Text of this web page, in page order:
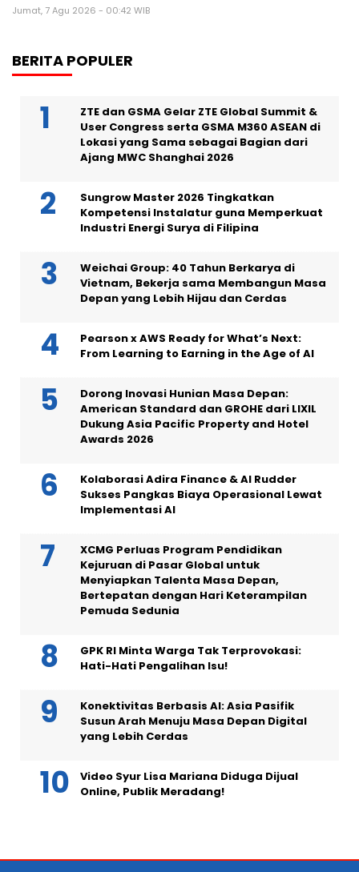
Jumat, 7 Agu 2026 - 00:42 WIB
BERITA POPULER
ZTE dan GSMA Gelar ZTE Global Summit &
User Congress serta GSMA M360 ASEAN di
Lokasi yang Sama sebagai Bagian dari
Ajang MWC Shanghai 2026
Sungrow Master 2026 Tingkatkan
Kompetensi Instalatur guna Memperkuat
Industri Energi Surya di Filipina
Weichai Group: 40 Tahun Berkarya di
Vietnam, Bekerja sama Membangun Masa
Depan yang Lebih Hijau dan Cerdas
Pearson x AWS Ready for What’s Next:
From Learning to Earning in the Age of AI
Dorong Inovasi Hunian Masa Depan:
American Standard dan GROHE dari LIXIL
Dukung Asia Pacific Property and Hotel
Awards 2026
Kolaborasi Adira Finance & AI Rudder
Sukses Pangkas Biaya Operasional Lewat
Implementasi AI
XCMG Perluas Program Pendidikan
Kejuruan di Pasar Global untuk
Menyiapkan Talenta Masa Depan,
Bertepatan dengan Hari Keterampilan
Pemuda Sedunia
GPK RI Minta Warga Tak Terprovokasi:
Hati-Hati Pengalihan Isu!
Konektivitas Berbasis AI: Asia Pasifik
Susun Arah Menuju Masa Depan Digital
yang Lebih Cerdas
Video Syur Lisa Mariana Diduga Dijual
Online, Publik Meradang!